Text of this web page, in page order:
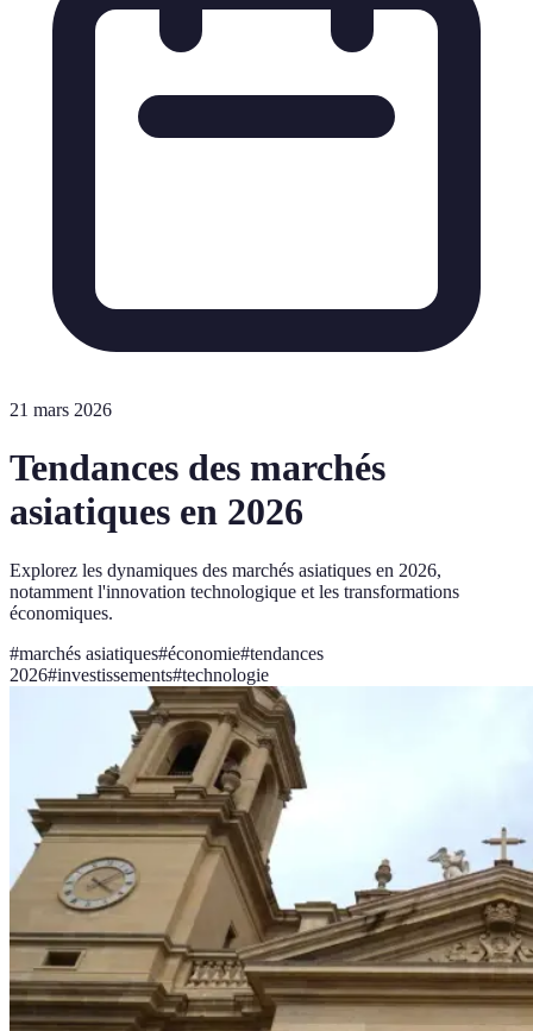
21 mars 2026
Tendances des marchés
asiatiques en 2026
Explorez les dynamiques des marchés asiatiques en 2026,
notamment l'innovation technologique et les transformations
économiques.
#marchés asiatiques#économie#tendances
2026#investissements#technologie